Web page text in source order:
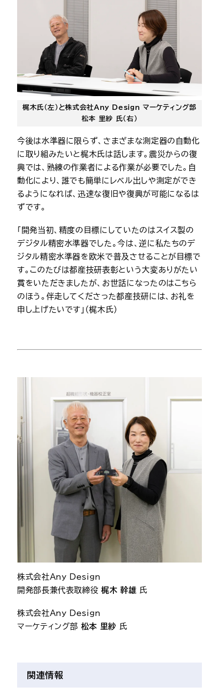
梶木氏（左）と株式会社Any Design マーケティング部
松本 里紗 氏（右）
今後は水準器に限らず、さまざまな測定器の自動化
に取り組みたいと梶木氏は話します。震災からの復
興では、熟練の作業者による作業が必要でした。自
動化により、誰でも簡単にレベル出しや測定ができ
るようになれば、迅速な復旧や復興が可能になるは
ずです。
「開発当初、精度の目標にしていたのはスイス製の
デジタル精密水準器でした。今は、逆に私たちのデ
ジタル精密水準器を欧米で普及させることが目標で
す。このたびは都産技研表彰という大変ありがたい
賞をいただきましたが、お世話になったのはこちら
のほう。伴走してくださった都産技研には、お礼を
申し上げたいです」（梶木氏）
株式会社Any Design
開発部長兼代表取締役 梶木 幹雄 氏
株式会社Any Design
マーケティング部 松本 里紗 氏
関連情報